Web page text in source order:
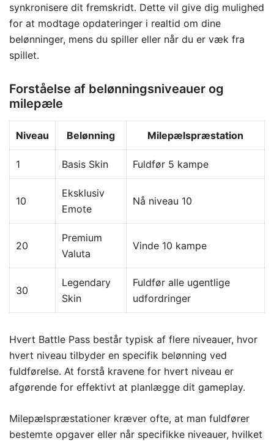
synkronisere dit fremskridt. Dette vil give dig mulighed
for at modtage opdateringer i realtid om dine
belønninger, mens du spiller eller når du er væk fra
spillet.
Forståelse af belønningsniveauer og
milepæle
Niveau Belønning Milepælspræstation
1 Basis Skin Fuldfør 5 kampe
10
Eksklusiv
Emote
Nå niveau 10
20
Premium
Valuta
Vinde 10 kampe
30
Legendary
Skin
Fuldfør alle ugentlige
udfordringer
Hvert Battle Pass består typisk af flere niveauer, hvor
hvert niveau tilbyder en specifik belønning ved
fuldførelse. At forstå kravene for hvert niveau er
afgørende for effektivt at planlægge dit gameplay.
Milepælspræstationer kræver ofte, at man fuldfører
bestemte opgaver eller når specifikke niveauer, hvilket